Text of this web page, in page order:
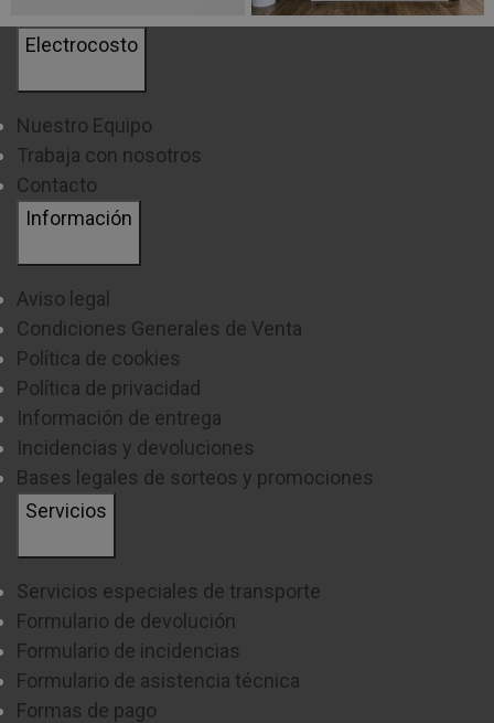
24 pulgadas y disfruta todas las ventajas que sus
dimensiones pueden ofrecerte.
Electrocosto
Nuestro Equipo
Trabaja con nosotros
Contacto
Información
Aviso legal
Condiciones Generales de Venta
Política de cookies
Política de privacidad
Información de entrega
Incidencias y devoluciones
Bases legales de sorteos y promociones
Servicios
Servicios especiales de transporte
Formulario de devolución
Formulario de incidencias
Formulario de asistencia técnica
Formas de pago